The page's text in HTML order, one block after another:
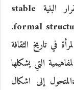
الوجود النسوي بقدر اهتمامه باستمرار استقرار البنية stable
structure خاصة البنية التقليدية الشكلية formal structures.
في تاريخ الثقافة
التي يشكلها
الوجود الأنتيكي/الاثري القديم antiquarianالمتحول إلى اشكال